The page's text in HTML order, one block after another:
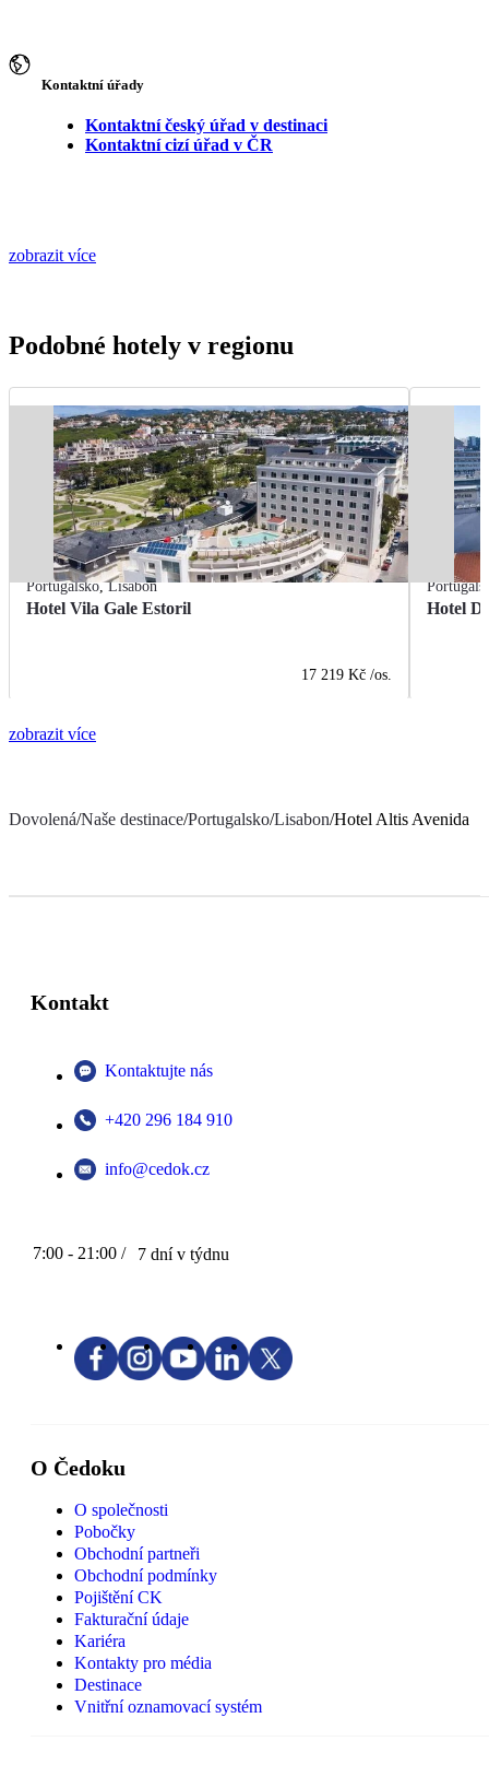
Kontaktní úřady
Kontaktní český úřad v destinaci
Kontaktní cizí úřad v ČR
zobrazit více
Podobné hotely v regionu
Portugalsko,Lisabon
Hotel Vila Gale Estoril
17 219 Kč /os.
Hotel
zobrazit více
Dovolená/Naše destinace/Portugalsko/Lisabon/Hotel Altis Avenida
Kontakt
Kontaktujte nás
+420 296 184 910
info@cedok.cz
7:00 - 21:00 / 7 dní v týdnu
O Čedoku
O společnosti
Pobočky
Obchodní partneři
Obchodní podmínky
Pojištění CK
Fakturační údaje
Kariéra
Kontakty pro média
Destinace
Vnitřní oznamovací systém